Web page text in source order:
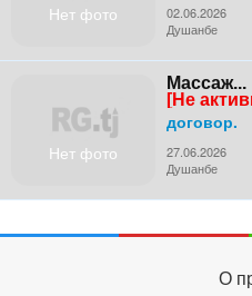
Нет фото
02.06.2026
Душанбе
Нет фото
Массаж...
[Не
договор.
27.06.2026
Душанбе
О